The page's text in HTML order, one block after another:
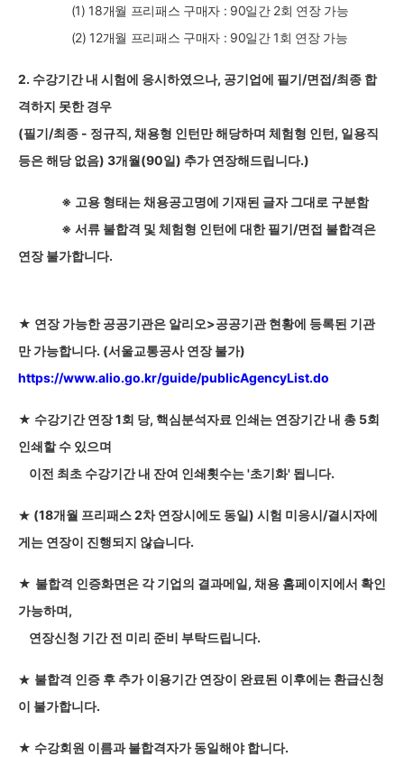
(1) 18개월 프리패스 구매자 : 90일간 2회 연장 가능
(2) 12개월 프리패스 구매자 : 90일간 1회 연장 가능
2. 수강기간 내 시험에 응시하였으나, 공기업에 필기/면접/최종 합
격하지 못한 경우
(필기/최종 - 정규직, 채용형 인턴만 해당하며 체험형 인턴, 일용직
등은 해당 없음) 3개월(90일) 추가 연장해드립니다.)
※ 고용 형태는 채용공고명에 기재된 글자 그대로 구분함
※ 서류 불합격 및 체험형 인턴에 대한 필기/면접 불합격은
연장 불가합니다.
★ 연장 가능한 공공기관은 알리오>공공기관 현황에 등록된 기관
만 가능합니다. (서울교통공사 연장 불가)
https://www.alio.go.kr/guide/publicAgencyList.do
★ 수강기간 연장 1회 당, 핵심분석자료 인쇄는 연장기간 내 총 5회
인쇄할 수 있으며
이전 최초 수강기간 내 잔여 인쇄횟수는 '초기화' 됩니다.
★ (18개월 프리패스 2차 연장시에도 동일) 시험 미응시/결시자에
게는 연장이 진행되지 않습니다.
★ 불합격 인증화면은 각 기업의 결과메일, 채용 홈페이지에서 확인
가능하며,
연장신청 기간 전 미리 준비 부탁드립니다.
★ 불합격 인증 후 추가 이용기간 연장이 완료된 이후에는 환급신청
이 불가합니다.
★ 수강회원 이름과 불합격자가 동일해야 합니다.